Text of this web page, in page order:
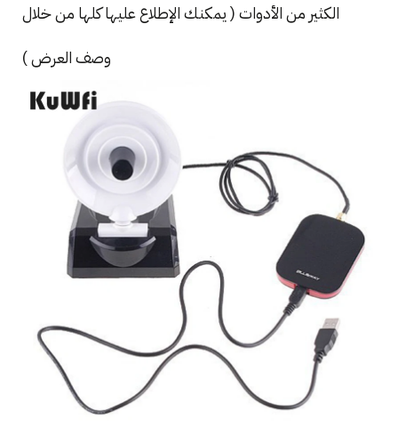
الكثير من الأدوات ( يمكنك الإطلاع عليها كلها من خلال
وصف العرض )